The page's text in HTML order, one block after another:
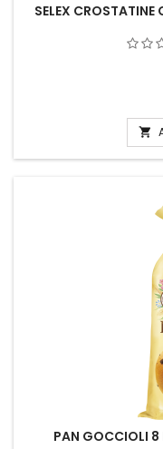
SELEX

PAN GOCCIOLI 8